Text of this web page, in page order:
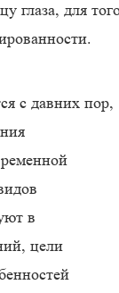
глаза, для
с давних пор,
в
цели